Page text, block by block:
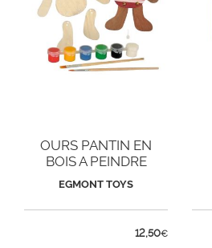
OURS PANTIN EN
BOIS A PEINDRE
EGMONT TOYS
12,50€